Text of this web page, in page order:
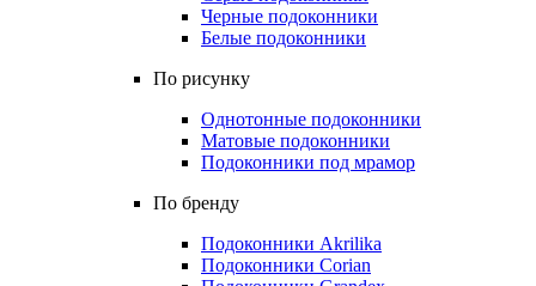
Черные подоконники
Белые подоконники
По рисунку
Однотонные подоконники
Матовые подоконники
Подоконники под мрамор
По бренду
Подоконники Akrilika
Подоконники Corian